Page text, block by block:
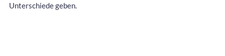
Unterschiede geben.